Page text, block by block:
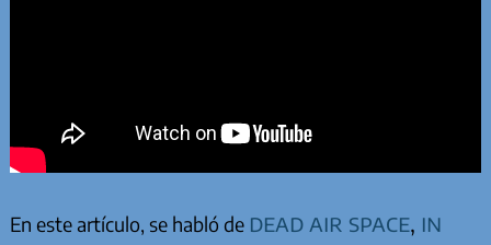
En este artículo, se habló de dead air space, in